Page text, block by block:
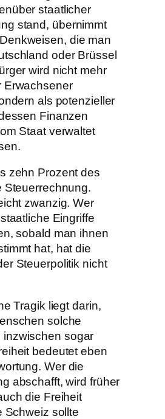
staatlicher
stand, übernimmt
die man
oder Brüssel
wird nicht mehr
Erwachsener
als potenzieller
Finanzen
Staat verwaltet
zehn Prozent des
Steuerrechnung.
zwanzig. Wer
Eingriffe
sobald man ihnen
hat, hat die
Steuerpolitik nicht
Tragik liegt darin,
solche
sogar
bedeutet eben
Wer die
abschafft, wird früher
die Freiheit
Schweiz sollte